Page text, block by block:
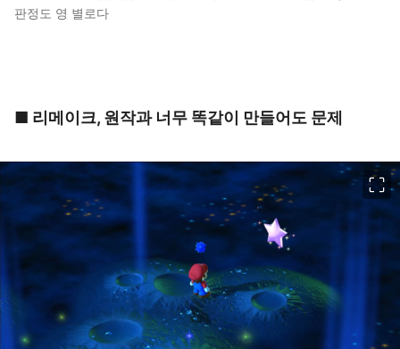
판정도 영 별로다
■ 리메이크, 원작과 너무 똑같이 만들어도 문제